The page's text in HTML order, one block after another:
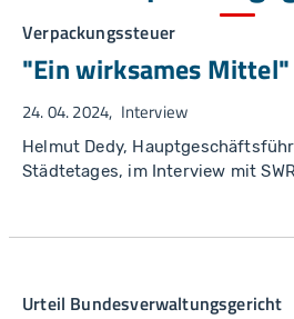
Verpackungssteuer
"Ein wirksames Mittel"
24. 04. 2024 Interview
Helmut Dedy,
Städtetages, im Interview mit
Urteil Bundesverwaltungsgericht